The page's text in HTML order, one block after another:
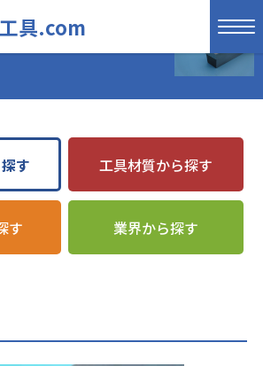
具.com
す 工具材質から探す
す 業界から探す